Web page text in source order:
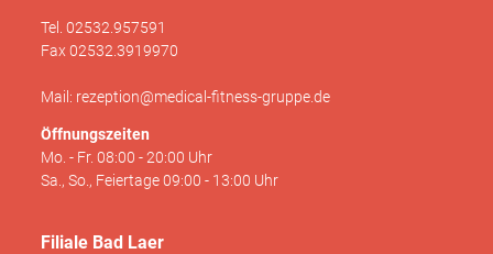
Tel. 02532.957591
Fax 02532.3919970
Mail: rezeption@medical-fitness-gruppe.de
Öffnungszeiten
Mo. - Fr. 08:00 - 20:00 Uhr
Sa., So., Feiertage 09:00 - 13:00 Uhr
Filiale Bad Laer